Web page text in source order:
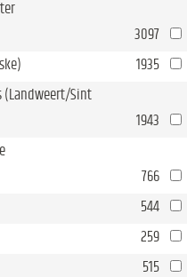
3097
1935
(Landweert/Sint
1943
766
544
259
515